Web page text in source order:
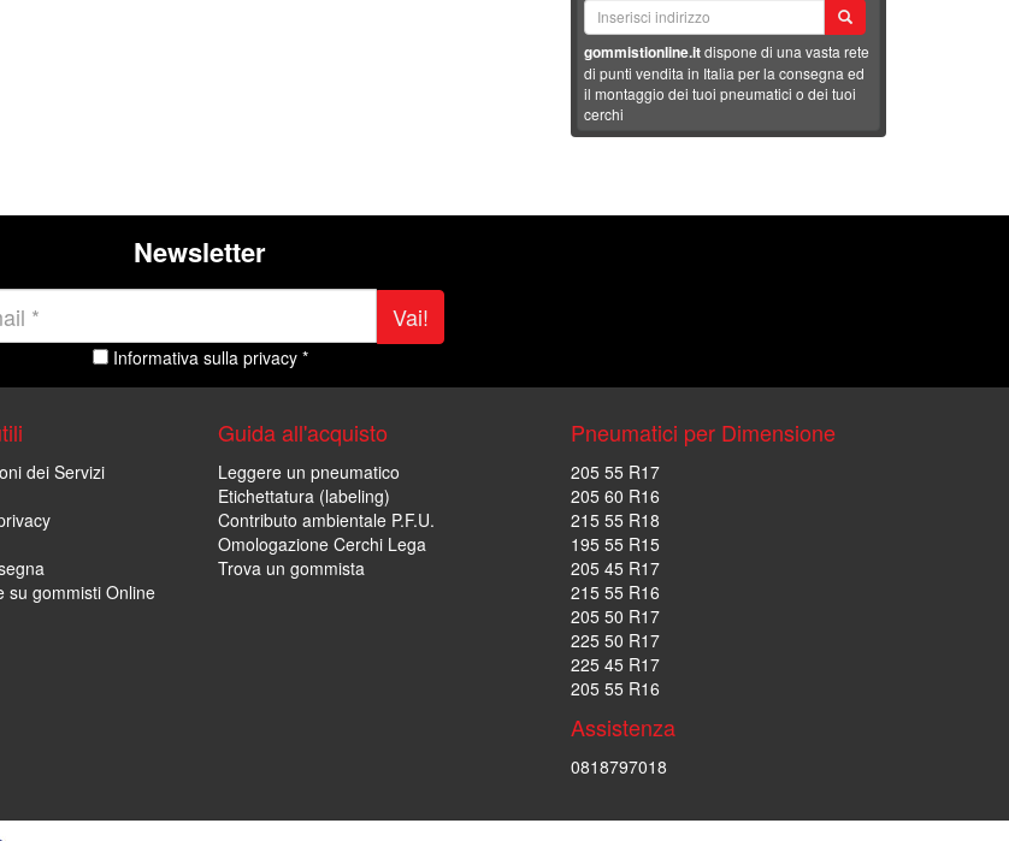
gommistionline.itdispone di una vasta rete
di punti vendita in Italia per la consegna ed
il montaggio dei tuoi pneumatici o dei tuoi
cerchi
Newsletter
Vai!
Informativa sulla privacy *
dei Servizi
su gommisti Online
Guida all'acquisto
Leggere un pneumatico
Etichettatura (labeling)
Contributo ambientale P.F.U.
Omologazione Cerchi Lega
Trova un gommista
Pneumatici per Dimensione
205 55 R17
205 60 R16
215 55 R18
195 55 R15
205 45 R17
215 55 R16
205 50 R17
225 50 R17
225 45 R17
205 55 R16
Assistenza
0818797018